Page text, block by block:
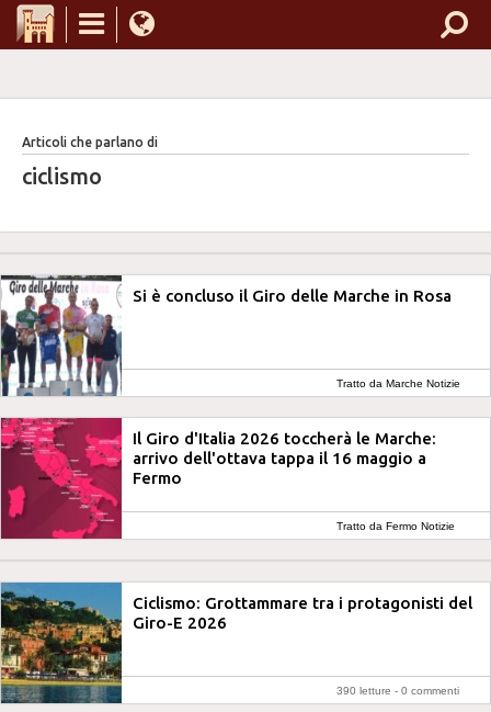
Articoli che parlano di
ciclismo
Si è concluso il Giro delle Marche in Rosa
Tratto da Marche Notizie
Il Giro d'Italia 2026 toccherà le Marche:
arrivo dell'ottava tappa il 16 maggio a
Fermo
Tratto da Fermo Notizie
Ciclismo: Grottammare tra i protagonisti del
Giro-E 2026
390 letture - 0 commenti